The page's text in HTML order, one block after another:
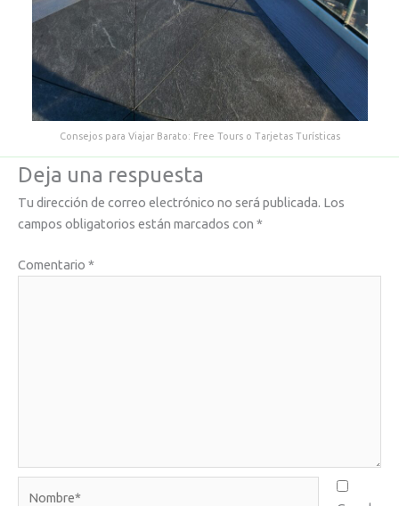
Consejos para Viajar Barato: Free Tours o Tarjetas Turísticas
Deja una respuesta
Tu dirección de correo electrónico no será publicada. Los
campos obligatorios están marcados con *
Comentario *